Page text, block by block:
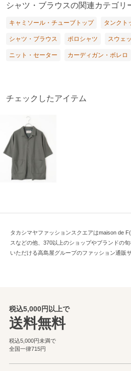
シャツ・ブラウスの関連カテゴリ
キャミソール・チューブトップ タンクト
シャツ・ブラウス ポロシャツ スウェ
ニット・セーター カーディガン・ボレロ
チェックしたアイテム
タカシマヤファッションスクエアはmaison de
スなどの他、370以上のショップやブランドの
いただける高島屋グループのファッション通販
税込5,000円以上で
送料無料
税込5,000円未満で
全国一律715円